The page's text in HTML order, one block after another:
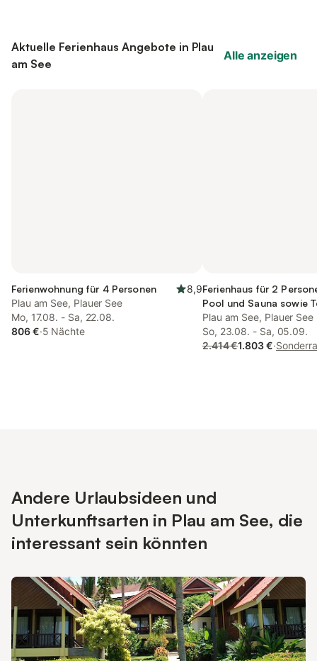
Aktuelle Ferienhaus Angebote in Plau
am See
Alle anzeigen
Ferienwohnung für 4 Personen
8,9
Plau am See, Plauer See
Mo, 17.08. - Sa, 22.08.
806 €·5 Nächte
Ferienhaus für 2
Pool und Sauna sowie
mit Haustier
Plau am See, Plauer See
So, 23.08. - Sa, 05.09.
2.414 €1.803 €·
Andere Urlaubsideen und
Unterkunftsarten in Plau am See, die
interessant sein könnten